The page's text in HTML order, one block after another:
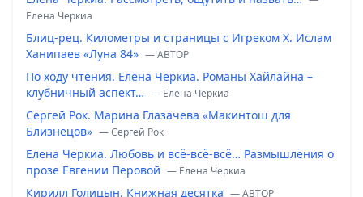
Елена Черкиа
Блиц-рец. Километры и страницы с Игреком Х. Ислам
Ханипаев «Луна 84» — ABTOP
По ходу чтения. Елена Черкиа. Романы Хайлайна –
клубничный аспект… — Елена Черкиа
Сергей Рок. Марина Глазачева «Макинтош для
Близнецов» — Сергей Рок
Елена Черкиа. Любовь и всё-всё-всё… Размышления о
прозе Евгении Перовой — Елена Черкиа
Кирилл Голицын. Книжная десятка — ABTOP